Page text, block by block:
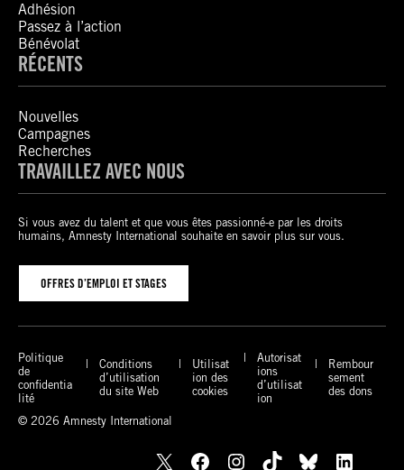
Adhésion
Passez à l’action
Bénévolat
RÉCENTS
Nouvelles
Campagnes
Recherches
TRAVAILLEZ AVEC NOUS
Si vous avez du talent et que vous êtes passionné-e par les droits
humains, Amnesty International souhaite en savoir plus sur vous.
OFFRES D’EMPLOI ET STAGES
Politique
de
confidentia
lité
Conditions
d’utilisation
du site Web
Utilisat
ion des
cookies
Autorisat
ions
d’utilisat
ion
Rembour
sement
des dons
© 2026 Amnesty International
X Facebook Instagram TikTok Bluesky LinkedIn